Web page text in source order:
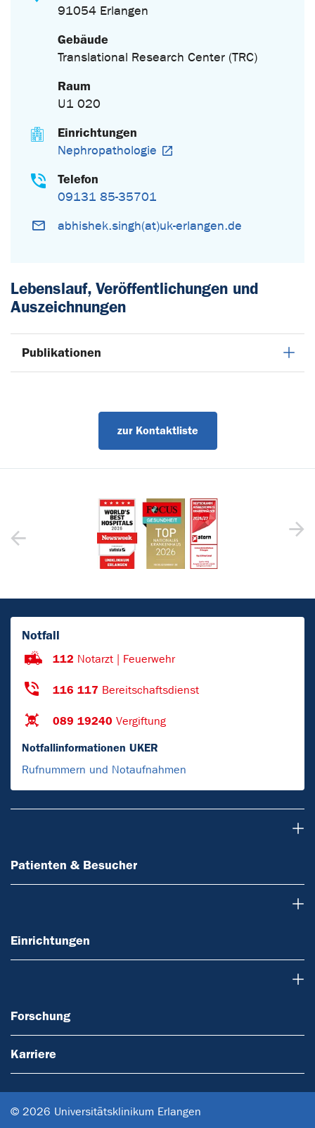
91054 Erlangen
Gebäude
Translational Research Center (TRC)
Raum
U1 020
Einrichtungen
Nephropathologie
Telefon
09131 85-35701
abhishek.singh(at)uk-erlangen.de
Lebenslauf, Veröffentlichungen und
Auszeichnungen
Publikationen
zur Kontaktliste
Notfall
112 Notarzt | Feuerwehr
116 117 Bereitschaftsdienst
089 19240 Vergiftung
Notfallinformationen UKER
Rufnummern und Notaufnahmen
Patienten & Besucher
Einrichtungen
Forschung
Karriere
© 2026 Universitätsklinikum Erlangen